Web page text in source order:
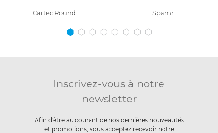
Cartec Round Spamr
Inscrivez-vous à notre
newsletter
Afin d'être au courant de nos dernières nouveautés
et promotions, vous acceptez recevoir notre